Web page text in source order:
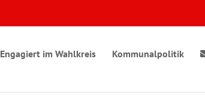
Engagiert im Wahlkreis Kommunalpolitik